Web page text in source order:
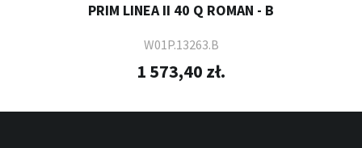
PRIM LINEA II 40 Q ROMAN - B
W01P.13263.B
1 573,40 zł.